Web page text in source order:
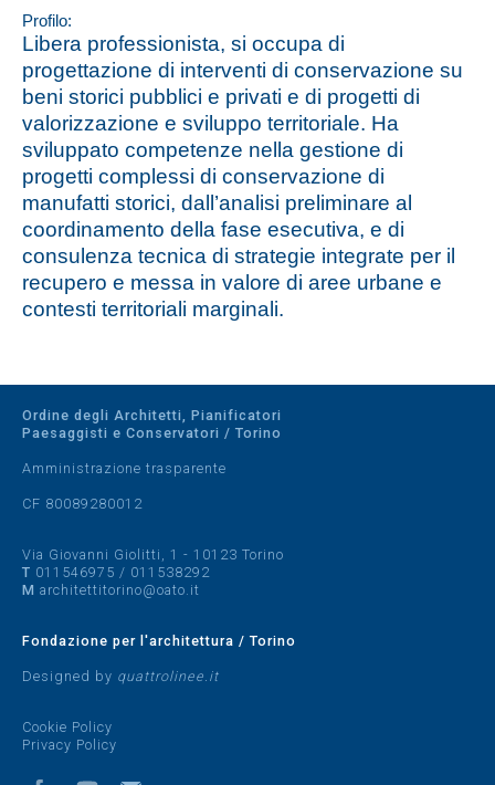
Profilo:
Libera professionista, si occupa di
progettazione di interventi di conservazione su
beni storici pubblici e privati e di progetti di
valorizzazione e sviluppo territoriale. Ha
sviluppato competenze nella gestione di
progetti complessi di conservazione di
manufatti storici, dall’analisi preliminare al
coordinamento della fase esecutiva, e di
consulenza tecnica di strategie integrate per il
recupero e messa in valore di aree urbane e
contesti territoriali marginali.
Ordine degli Architetti, Pianificatori
Paesaggisti e Conservatori / Torino
Amministrazione trasparente
CF 80089280012
Via Giovanni Giolitti, 1 - 10123 Torino
T 011546975 / 011538292
M architettitorino@oato.it
Fondazione per l'architettura / Torino
Designed by quattrolinee.it
Cookie Policy
Privacy Policy